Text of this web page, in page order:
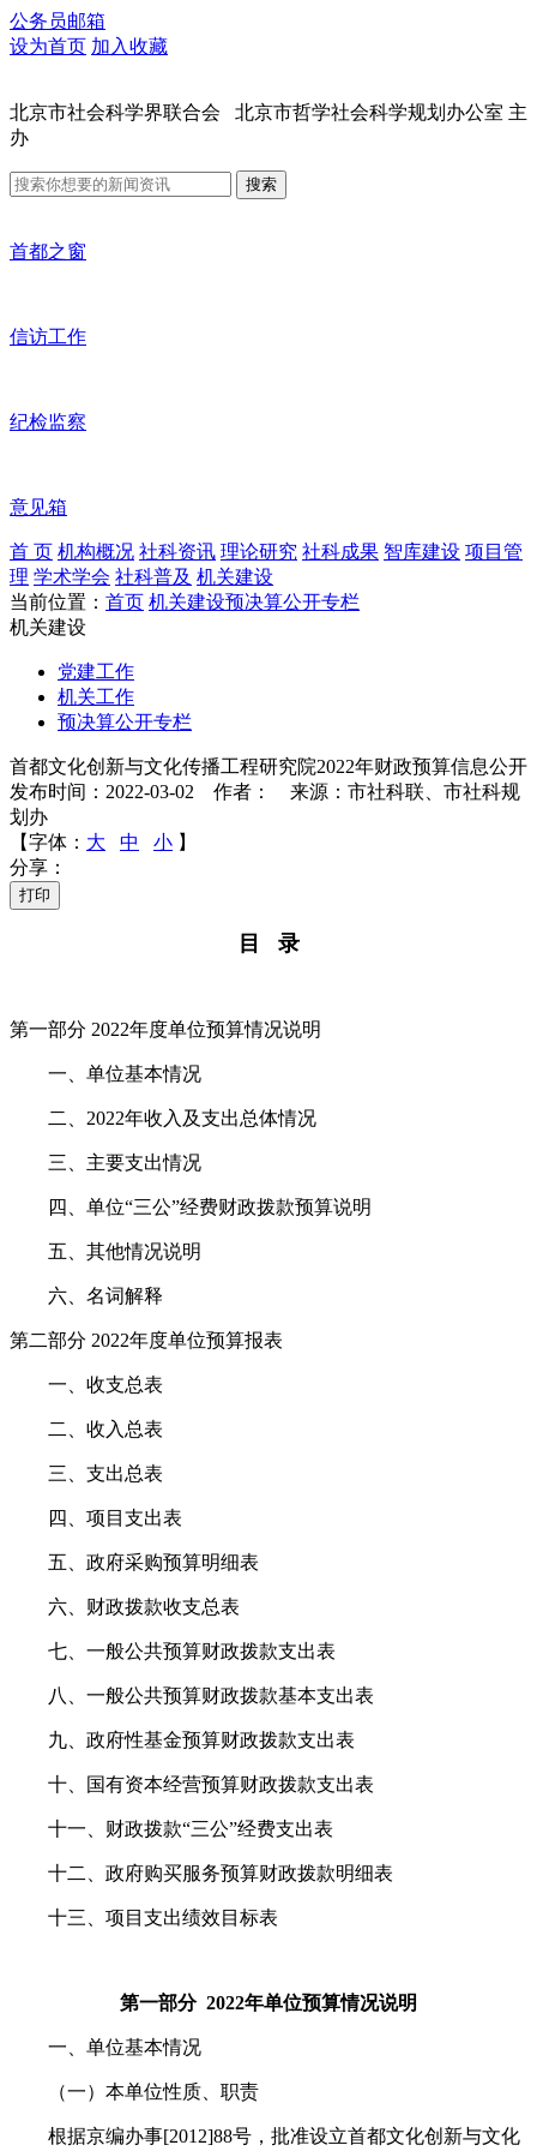
公务员邮箱
设为首页 加入收藏
北京市社会科学界联合会 北京市哲学社会科学规划办公室 主
办
搜索
首都之窗
信访工作
纪检监察
意见箱
首 页 机构概况 社科资讯 理论研究 社科成果 智库建设 项目管
理 学术学会 社科普及 机关建设
当前位置： 首页 机关建设预决算公开专栏
机关建设
党建工作
机关工作
预决算公开专栏
首都文化创新与文化传播工程研究院2022年财政预算信息公开
发布时间：2022-03-02 作者： 来源：市社科联、市社科规
划办
【字体： 大 中 小 】
分享：
打印
目 录
第一部分 2022年度单位预算情况说明
一、单位基本情况
二、2022年收入及支出总体情况
三、主要支出情况
四、单位“三公”经费财政拨款预算说明
五、其他情况说明
六、名词解释
第二部分 2022年度单位预算报表
一、收支总表
二、收入总表
三、支出总表
四、项目支出表
五、政府采购预算明细表
六、财政拨款收支总表
七、一般公共预算财政拨款支出表
八、一般公共预算财政拨款基本支出表
九、政府性基金预算财政拨款支出表
十、国有资本经营预算财政拨款支出表
十一、财政拨款“三公”经费支出表
十二、政府购买服务预算财政拨款明细表
十三、项目支出绩效目标表
第一部分 2022年单位预算情况说明
一、单位基本情况
（一）本单位性质、职责
根据京编办事[2012]88号，批准设立首都文化创新与文化